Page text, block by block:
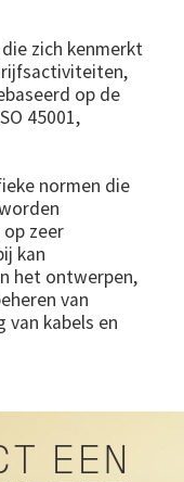
zich kenmerkt
op de
45001,
normen die
zeer
kan
het ontwerpen,
van
van kabels en
EEN